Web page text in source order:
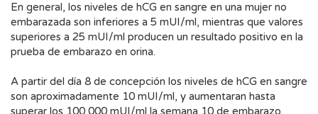
En general, los niveles de hCG en sangre en una mujer no
embarazada son inferiores a 5 mUI/ml, mientras que valores
superiores a 25 mUI/ml producen un resultado positivo en la
prueba de embarazo en orina.
A partir del día 8 de concepción los niveles de hCG en sangre
son aproximadamente 10 mUI/ml, y aumentaran hasta
superar los 100 000 mUI/ml la semana 10 de embarazo.